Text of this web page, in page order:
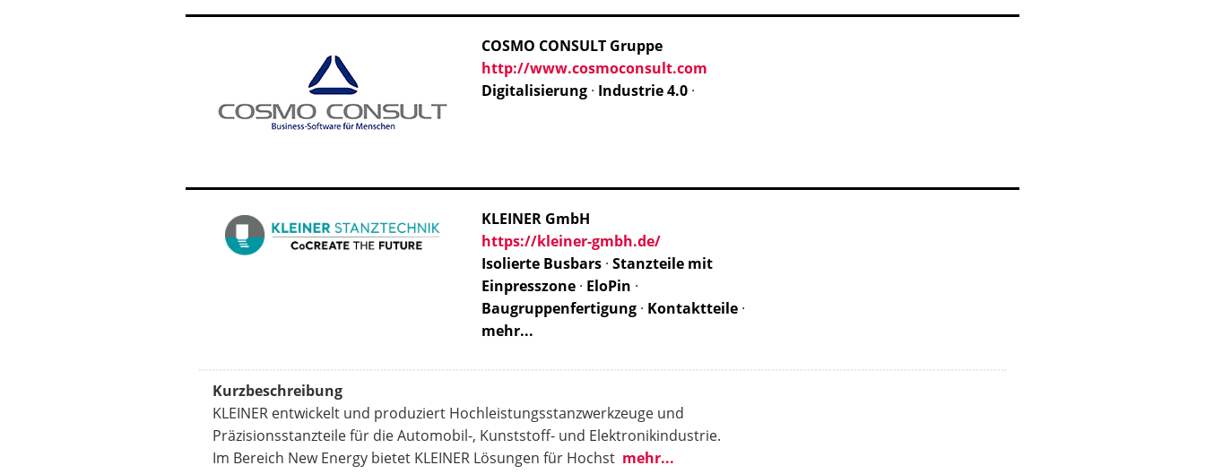
COSMO CONSULT Gruppe
http://www.cosmoconsult.com
Digitalisierung · Industrie 4.0 ·
KLEINER GmbH
https://kleiner-gmbh.de/
Isolierte Busbars · Stanzteile mit
Einpresszone · EloPin ·
Baugruppenfertigung · Kontaktteile ·
mehr...
Kurzbeschreibung
KLEINER entwickelt und produziert Hochleistungsstanzwerkzeuge und
Präzisionsstanzteile für die Automobil-, Kunststoff- und Elektronikindustrie.
Im Bereich New Energy bietet KLEINER Lösungen für Hochst mehr...